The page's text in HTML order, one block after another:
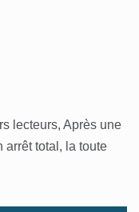
lecteurs, Après une
arrêt total, la toute